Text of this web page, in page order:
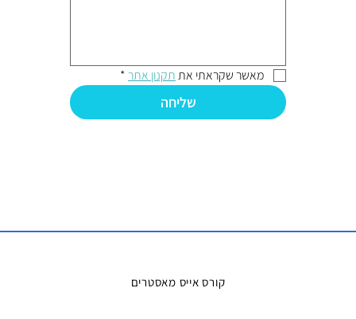
מאשר שקראתי את תקנון אתר*
שליחה
קורס אייס מאסטרים